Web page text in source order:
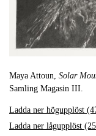
Maya Attoun, Solar
Samling Magasin III.
Ladda ner högupplöst
Ladda ner lågupplöst